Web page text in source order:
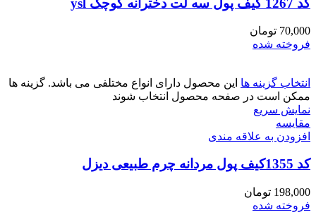
70,000 تومان
فروخته شده
انتخاب گزینه ها این محصول دارای انواع مختلفی می باشد. گزینه ها
ممکن است در صفحه محصول انتخاب شوند
نمایش سریع
مقايسه
افزودن به علاقه مندی
کد 1355کیف پول مردانه چرم طبیعی دیزل
198,000 تومان
فروخته شده